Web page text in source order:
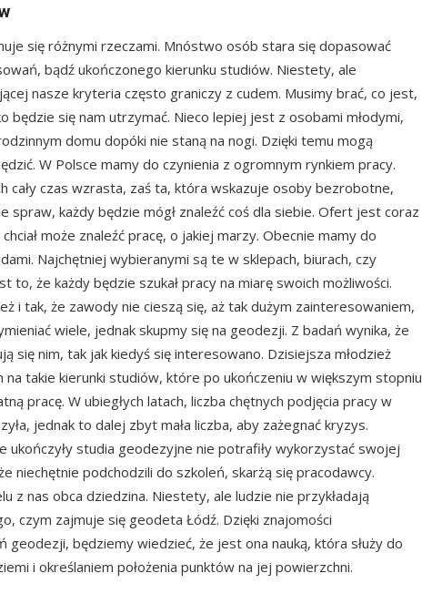
się różnymi rzeczami. Mnóstwo osób stara się dopasować
bądź ukończonego kierunku studiów. Niestety, ale
nasze kryteria często graniczy z cudem. Musimy brać, co jest,
będzie się nam utrzymać. Nieco lepiej jest z osobami młodymi,
domu dopóki nie staną na nogi. Dzięki temu mogą
W Polsce mamy do czynienia z ogromnym rynkiem pracy.
cały czas wzrasta, zaś ta, która wskazuje osoby bezrobotne,
spraw, każdy będzie mógł znaleźć coś dla siebie. Ofert jest coraz
może znaleźć pracę, o jakiej marzy. Obecnie mamy do
Najchętniej wybieranymi są te w sklepach, biurach, czy
to, że każdy będzie szukał pracy na miarę swoich możliwości.
i tak, że zawody nie cieszą się, aż tak dużym zainteresowaniem,
wiele, jednak skupmy się na geodezji. Z badań wynika, że
się nim, tak jak kiedyś się interesowano. Dzisiejsza młodzież
takie kierunki studiów, które po ukończeniu w większym stopniu
pracę. W ubiegłych latach, liczba chętnych podjęcia pracy w
jednak to dalej zbyt mała liczba, aby zażegnać kryzys.
ukończyły studia geodezyjne nie potrafiły wykorzystać swojej
niechętnie podchodzili do szkoleń, skarżą się pracodawcy.
z nas obca dziedzina. Niestety, ale ludzie nie przykładają
czym zajmuje się geodeta Łódź. Dzięki znajomości
geodezji, będziemy wiedzieć, że jest ona nauką, która służy do
i określaniem położenia punktów na jej powierzchni.